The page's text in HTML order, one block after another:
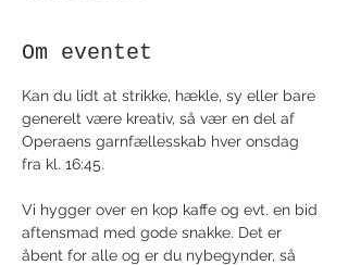
Om eventet
Kan du lidt at strikke, hækle, sy eller bare
generelt være kreativ, så vær en del af
Operaens garnfællesskab hver onsdag
fra kl. 16:45.
Vi hygger over en kop kaffe og evt. en bid
aftensmad med gode snakke. Det er
åbent for alle og er du nybegynder, så